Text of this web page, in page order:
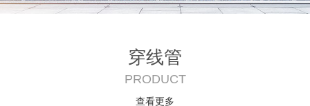
穿线管
PRODUCT
查看更多